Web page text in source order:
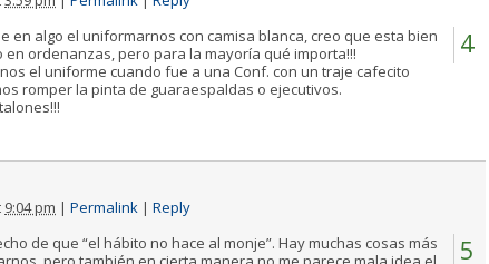
4
en algo el uniformarnos con camisa blanca, creo que esta bien
ordenanzas, pero para la mayoría qué importa!!!
el uniforme cuando fue a una Conf. con un traje cafecito
romper la pinta de guaraespaldas o ejecutivos.
9:04 pm | Permalink | Reply
5
de que “el hábito no hace al monje”. Hay muchas cosas más